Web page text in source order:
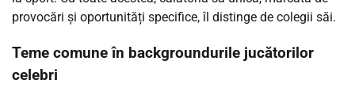
provocări și oportunități specifice, îl distinge de colegii săi.
Teme comune în backgroundurile jucătorilor
celebri